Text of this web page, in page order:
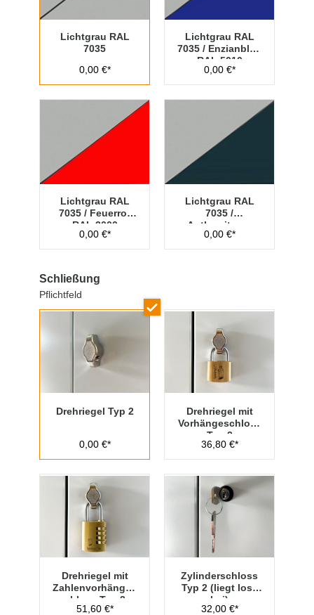
Lichtgrau RAL
7035
0,00 €*
Lichtgrau RAL
7035 / Enzianblau
RAL 5010
0,00 €*
Lichtgrau RAL
7035 / Feuerrot
RAL 3000
0,00 €*
Lichtgrau RAL
7035 /
Anthrazitgrau
RAL 7016
0,00 €*
Schließung
Pflichtfeld
Drehriegel Typ 2
0,00 €*
Drehriegel mit
Vorhängeschloss
Typ 2
36,80 €*
Drehriegel mit
Zahlenvorhänges
chloss Typ 2
51,60 €*
Zylinderschloss
Typ 2 (liegt lose
bei)
32,00 €*